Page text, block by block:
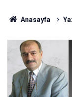
Anasayfa